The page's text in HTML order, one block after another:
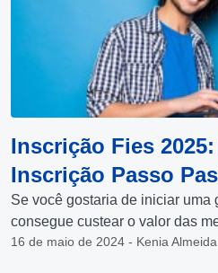
Inscrição Fies
Inscrição Passo
Se você gostaria de iniciar uma
consegue custear o valor das
16 de maio de 2024 - Kenia Almeida